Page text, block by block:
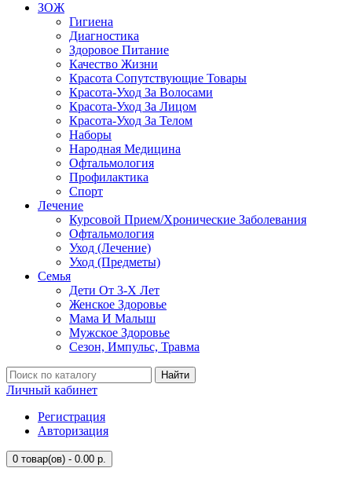
ЗОЖ
Гигиена
Диагностика
Здоровое Питание
Качество Жизни
Красота Сопутствующие Товары
Красота-Уход За Волосами
Красота-Уход За Лицом
Красота-Уход За Телом
Наборы
Народная Медицина
Офтальмология
Профилактика
Спорт
Лечение
Курсовой Прием/Хронические Заболевания
Офтальмология
Уход (Лечение)
Уход (Предметы)
Семья
Дети От 3-Х Лет
Женское Здоровье
Мама И Малыш
Мужское Здоровье
Сезон, Импульс, Травма
Найти
Личный кабинет
Регистрация
Авторизация
0 товар(ов) - 0.00 р.